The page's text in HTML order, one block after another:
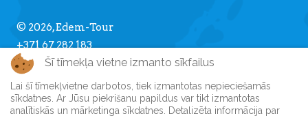
© 2026, Edem-Tour
+371 67 282 183
info [] edemtour.lv
Par Edem-Tour
Šī tīmekļa vietne izmanto sīkfailus
Lai šī tīmekļvietne darbotos, tiek izmantotas nepieciešamās
sīkdatnes. Ar Jūsu piekrišanu papildus var tikt izmantotas
analītiskās un mārketinga sīkdatnes. Detalizēta informācija par